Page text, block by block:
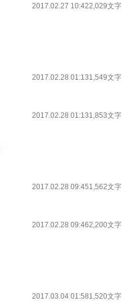
2017.02.27 10:422,029文字
2017.02.28 01:131,549文字
2017.02.28 01:131,853文字
2017.02.28 09:451,562文字
2017.02.28 09:462,200文字
2017.03.04 01:581,520文字